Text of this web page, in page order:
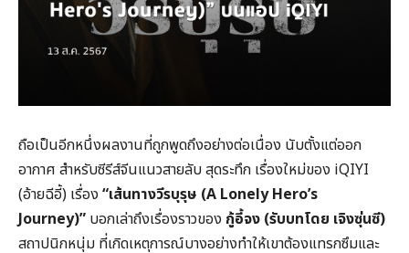
ถือเป็นอีกหนึ่งผลงานที่ถูกพูดถึงอย่างต่อเนื่อง นับตั้งแต่ออก
อากาศ สำหรับซีรีส์จีนแนวสายลับ สุดระทึก เรื่องใหม่ของ iQIYI
(อ้ายฉีอี้) เรื่อง “เส้นทางวีรบุรุษ (A Lonely Hero’s
Journey)” บอกเล่าถึงเรื่องราวของ กู้อี้จง (รับบทโดย เจิงซุ่นซี)
สถาปนิกหนุ่ม ที่เกิดเหตุการณ์บางอย่างทำให้เขาต้องแทรกซึมและ